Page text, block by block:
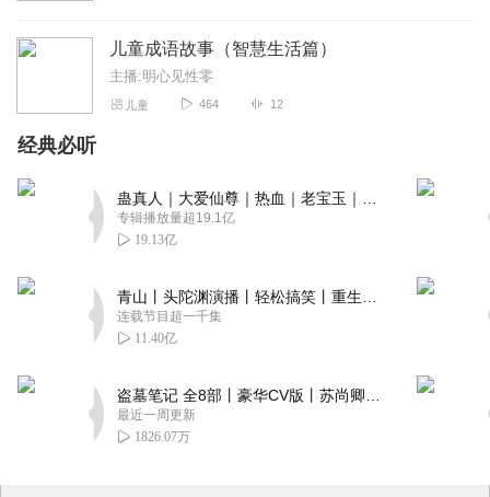
儿童成语故事（智慧生活篇）
主播:明心见性零
儿童 464 12
经典必听
专辑播放量超19.1亿
19.13亿
连载节目超一千集
11.40亿
最近一周更新
1826.07万